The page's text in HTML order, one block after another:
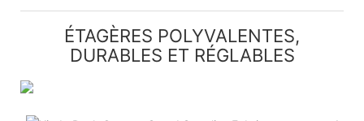
ÉTAGÈRES POLYVALENTES,
DURABLES ET RÉGLABLES